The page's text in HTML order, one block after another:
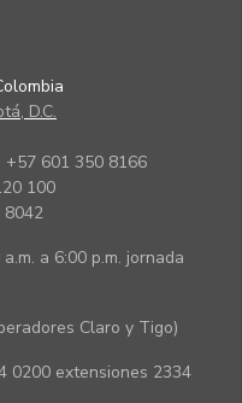
D.C.
601 350 8166
100
8042
a 6:00 p.m. jornada
Claro y Tigo)
0200 extensiones 2334